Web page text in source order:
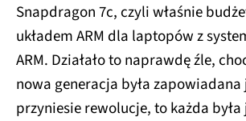
Snapdragon 7c, czyli właśnie
układem ARM dla laptopów z
ARM. Działało to naprawdę źle,
nowa generacja była
przyniesie rewolucje, to każda